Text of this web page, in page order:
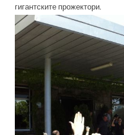
гигантските прожектори.